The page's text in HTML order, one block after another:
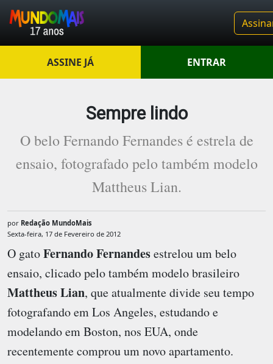
ASSINE JÁ ENTRAR
Sempre lindo
O belo Fernando Fernandes é estrela de
ensaio, fotografado pelo também modelo
Mattheus Lian.
por Redação MundoMais
Sexta-feira, 17 de Fevereiro de 2012
O gatoFernando Fernandesestrelou um belo
ensaio, clicado pelo também modelo brasileiro
Mattheus Lian, que atualmente divide seu tempo
fotografando em Los Angeles, estudando e
modelando em Boston, nos EUA, onde
recentemente comprou um novo apartamento.